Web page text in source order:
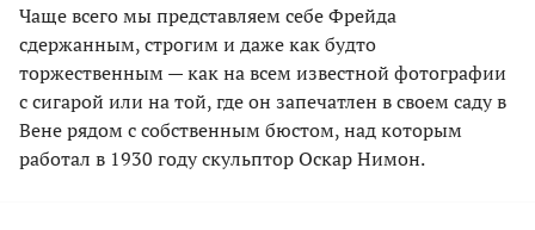
Чаще всего мы представляем себе Фрейда
сдержанным, строгим и даже как будто
торжественным — как на всем известной фотографии
с сигарой или на той, где он запечатлен в своем саду в
Вене рядом с собственным бюстом, над которым
работал в 1930 году скульптор Оскар Нимон.